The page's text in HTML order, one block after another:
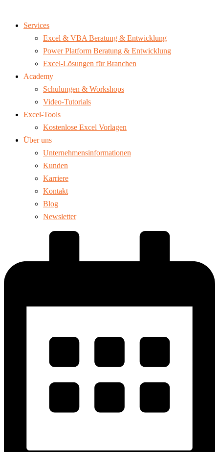
Services
Excel & VBA Beratung & Entwicklung
Power Platform Beratung & Entwicklung
Excel-Lösungen für Branchen
Academy
Schulungen & Workshops
Video-Tutorials
Excel-Tools
Kostenlose Excel Vorlagen
Über uns
Unternehmensinformationen
Kunden
Karriere
Kontakt
Blog
Newsletter